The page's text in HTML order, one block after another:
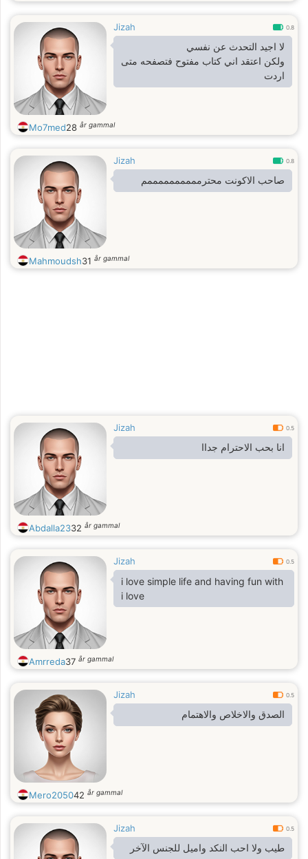
Jizah 0.8
لا اجيد التحدث عن نفسي
ولكن اعتقد اني كتاب مفتوح فتصفحه متى
اردت
Mo7med28 år gammal
Jizah 0.8
صاحب الاكونت محترممممممممممم
Mahmoudsh31 år gammal
Jizah 0.5
انا بحب الاحترام جداا
Abdalla2332 år gammal
Jizah 0.5
i love simple life and having fun with
i love
Amrreda37 år gammal
Jizah 0.5
الصدق والاخلاص والاهتمام
Mero205042 år gammal
Jizah 0.5
طيب ولا احب النكد واميل للجنس الآخر